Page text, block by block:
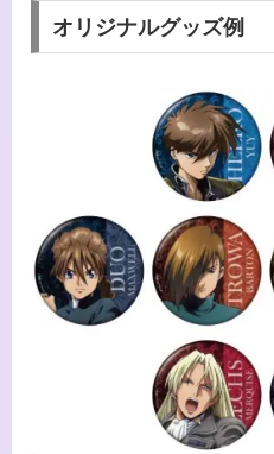
オリジナルグッズ例